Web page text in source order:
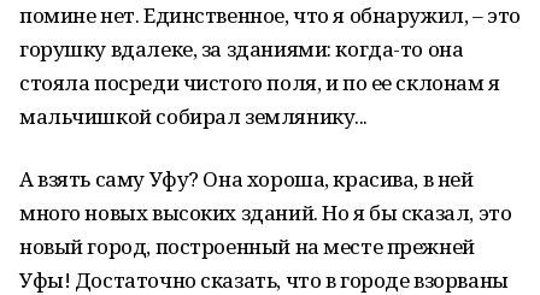
помине нет. Единственное, что я обнаружил, – это
горушку вдалеке, за зданиями: когда-то она
стояла посреди чистого поля, и по ее склонам я
мальчишкой собирал землянику...
А взять саму Уфу? Она хороша, красива, в ней
много новых высоких зданий. Но я бы сказал, это
новый город, построенный на месте прежней
Уфы! Достаточно сказать, что в городе взорваны